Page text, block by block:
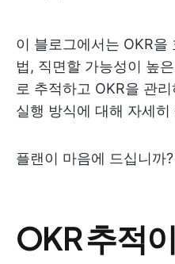
이 블로그에서는 OKR
법, 직면할 가능성이 높
로 추적하고 OKR을 관
실행 방식에 대해 자세
플랜이 마음에 드십니까
OKR 추적